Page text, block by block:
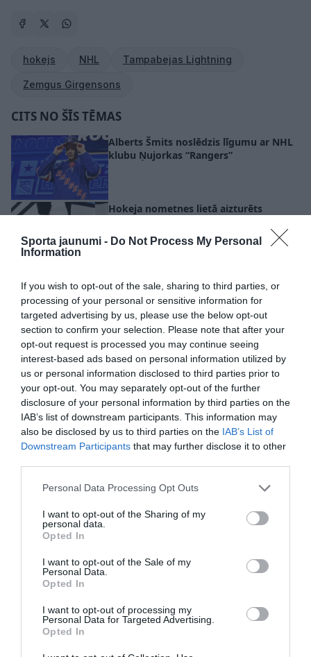
Sporta jaunumi - Do Not Process My Personal
Information
If you wish to opt-out of the sale, sharing to third parties, or
processing of your personal or sensitive information for
targeted advertising by us, please use the below opt-out
section to confirm your selection. Please note that after your
opt-out request is processed you may continue seeing
interest-based ads based on personal information utilized by
us or personal information disclosed to third parties prior to
your opt-out. You may separately opt-out of the further
disclosure of your personal information by third parties on the
IAB’s list of downstream participants. This information may
also be disclosed by us to third parties on the IAB’s List of
Downstream Participants that may further disclose it to other
Please note that this website/app uses one or more Google
not limited to your visit or usage behaviour. You may click to
grant or deny consent to Google and its third-party tags to
use your data for below specified purposes in below Google
consent section.
Personal Data Processing Opt Outs
I want to opt-out of the Sharing of my
personal data.
Opted In
I want to opt-out of the Sale of my
Personal Data.
Opted In
I want to opt-out of processing my
Personal Data for Targeted Advertising.
Opted In
hokejs NHL Tampabejas Lightning
Zemgus Girgensons
CITS NO ŠĪS TĒMAS
Alberts Šmits noslēdzis līgumu ar NHL
klubu Ņujorkas “Rangers”
Hokeja nometnes lietā aizturēts
cietušo varētu būt vairāk
nonāk iedzinējos sērijā pret
“Canadiens”